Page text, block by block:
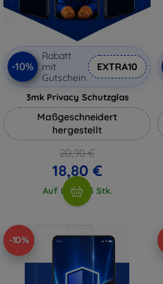
-10%
Rabatt
mit
Gutschein
EXTRA10
3mk Privacy Schutzglas
Maßgeschneidert
hergestellt
20,90 €
18,80 €
Auf Lager 3 Stk.
-10%